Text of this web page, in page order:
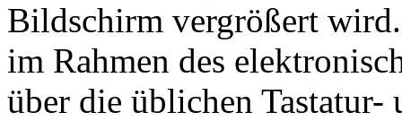
Bildschirm vergrößert
im Rahmen des
über die üblichen